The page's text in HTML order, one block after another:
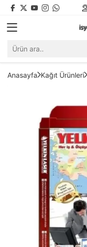
Anasayfa Kağıt Ürünleri